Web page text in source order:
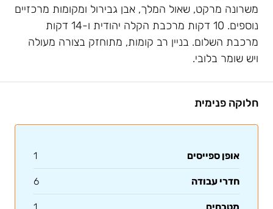
משרונה מרקט, שאול המלך, אבן גבירול ומקומות מרכזיים
נוספים. 10 דקות מרכבת הקלה יהודית ו-14 דקות
מרכבת השלום. בניין רב קומות, מתוחזק בצורה מעולה
ויש שומר בלובי.
חלוקה פנימית
אופן ספייסים 1
חדרי עבודה 6